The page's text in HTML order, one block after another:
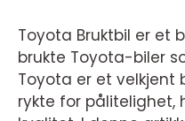
Toyota Bruktbil er et
brukte Toyota-biler
Toyota er et velkjent
rykte for pålitelighet,